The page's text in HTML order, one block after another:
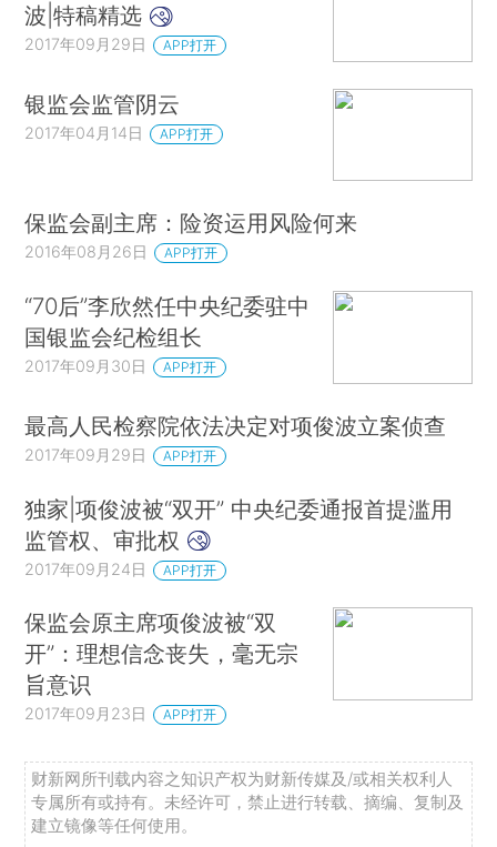
波|特稿精选
2017年09月29日 APP打开
银监会监管阴云
2017年04月14日 APP打开
保监会副主席：险资运用风险何来
2016年08月26日 APP打开
“70后”李欣然任中央纪委驻中
国银监会纪检组长
2017年09月30日 APP打开
最高人民检察院依法决定对项俊波立案侦查
2017年09月29日 APP打开
独家|项俊波被“双开” 中央纪委通报首提滥用
监管权、审批权
2017年09月24日 APP打开
保监会原主席项俊波被“双
开”：理想信念丧失，毫无宗
旨意识
2017年09月23日 APP打开
财新网所刊载内容之知识产权为财新传媒及/或相关权利人
专属所有或持有。未经许可，禁止进行转载、摘编、复制及
建立镜像等任何使用。